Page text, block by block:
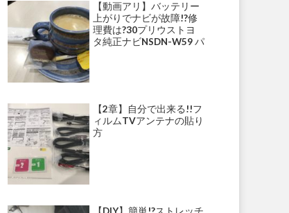
【動画アリ】バッテリー
上がりでナビが故障!?修
理費は?30プリウストヨ
タ純正ナビNSDN-W59 パ
【2章】自分で出来る!!フ
ィルムTVアンテナの貼り
方